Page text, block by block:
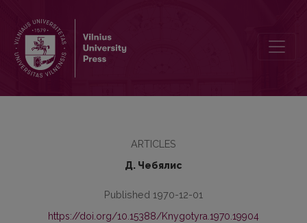
ARTICLES
Д. Чебялис
Published 1970-12-01
https://doi.org/10.15388/Knygotyra.1970.19904